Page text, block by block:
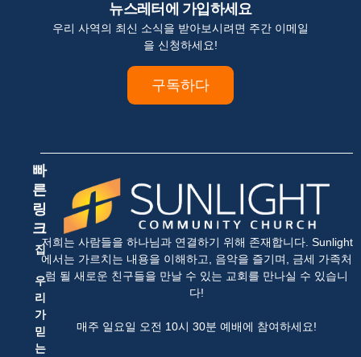
뉴스레터에 가입하세요
우리 사역의 최신 소식을 받아보시려면 주간 이메일
을 신청하세요!
구독하다
빠
른
링
크
집
우
리
가
믿
는
저희는 사람들을 하나님과 연결하기 위해 존재합니다. Sunlight
에서는 가르치는 내용을 이해하고, 음악을 즐기며, 금세 가족처
럼 될 새로운 친구들을 만날 수 있는 교회를 만나실 수 있습니
다!
매주 일요일 오전 10시 30분 예배에 참여하세요!